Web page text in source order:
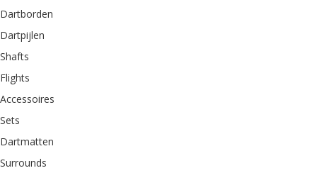
Dartborden
Dartpijlen
Shafts
Flights
Accessoires
Sets
Dartmatten
Surrounds